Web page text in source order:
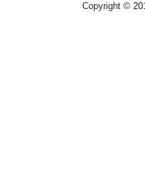
Copyright ©